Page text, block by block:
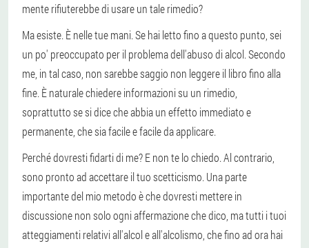
mente rifiuterebbe di usare un tale rimedio?
Ma esiste. È nelle tue mani. Se hai letto fino a questo punto, sei
un po' preoccupato per il problema dell'abuso di alcol. Secondo
me, in tal caso, non sarebbe saggio non leggere il libro fino alla
fine. È naturale chiedere informazioni su un rimedio,
soprattutto se si dice che abbia un effetto immediato e
permanente, che sia facile e facile da applicare.
Perché dovresti fidarti di me? E non te lo chiedo. Al contrario,
sono pronto ad accettare il tuo scetticismo. Una parte
importante del mio metodo è che dovresti mettere in
discussione non solo ogni affermazione che dico, ma tutti i tuoi
atteggiamenti relativi all'alcol e all'alcolismo, che fino ad ora hai